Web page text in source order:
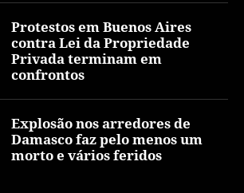
Protestos em Buenos Aires
contra Lei da Propriedade
Privada terminam em
confrontos
Explosão nos arredores de
Damasco faz pelo menos um
morto e vários feridos